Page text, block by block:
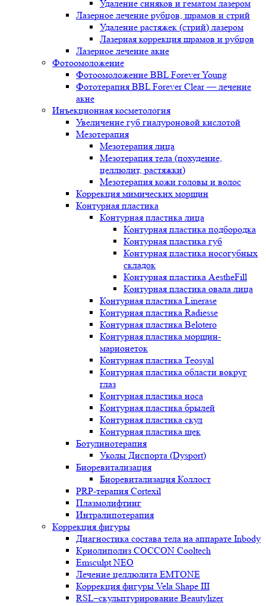
Удаление синяков и гематом лазером
Лазерное лечение рубцов, шрамов и стрий
Удаление растяжек (стрий) лазером
Лазерная коррекция шрамов и рубцов
Лазерное лечение акне
Фотоомоложение
Фотоомоложение BBL Forever Young
Фототерапия BBL Forever Clear — лечение
акне
Инъекционная косметология
Увеличение губ гиалуроновой кислотой
Мезотерапия
Мезотерапия лица
Мезотерапия тела (похудение,
целлюлит, растяжки)
Мезотерапия кожи головы и волос
Коррекция мимических морщин
Контурная пластика
Контурная пластика лица
Контурная пластика подбородка
Контурная пластика губ
Контурная пластика носогубных
складок
Контурная пластика AestheFill
Контурная пластика овала лица
Контурная пластика Linerase
Контурная пластика Radiesse
Контурная пластика Belotero
Контурная пластика морщин-
марионеток
Контурная пластика Teosyal
Контурная пластика области вокруг
глаз
Контурная пластика носа
Контурная пластика брылей
Контурная пластика скул
Контурная пластика щек
Ботулинотерапия
Уколы Диспорта (Dysport)
Биоревитализация
Биоревитализация Коллост
PRP-терапия Cortexil
Плазмолифтинг
Интралипотерапия
Коррекция фигуры
Диагностика состава тела на аппарате Inbody
Криолиполиз COCCON Cooltech
Emsculpt NEO
Лечение целлюлита EMTONE
Коррекция фигуры Vela Shape III
RSL–скульптурирование Beautylizer